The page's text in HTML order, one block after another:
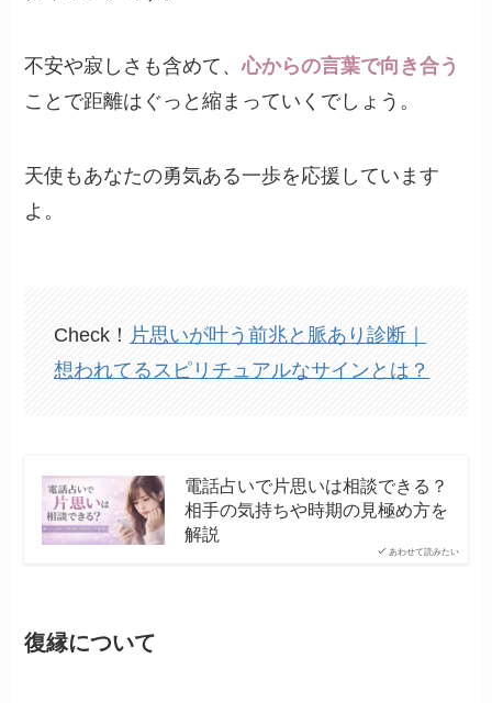
不安や寂しさも含めて、心からの言葉で向き合う
ことで距離はぐっと縮まっていくでしょう。
天使もあなたの勇気ある一歩を応援しています
よ。
Check！ 片思いが叶う前兆と脈あり診断｜
想われてるスピリチュアルなサインとは？
あわせて読みたい
電話占いで片思いは相談できる？
相手の気持ちや時期の見極め方を
解説
復縁について